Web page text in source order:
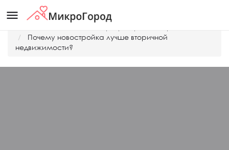
menu
Почему новостройка лучше вторичной
недвижимости?